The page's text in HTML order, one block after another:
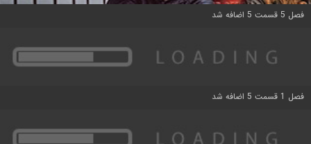
فصل 5 قسمت 5 اضافه شد
فصل 1 قسمت 5 اضافه شد